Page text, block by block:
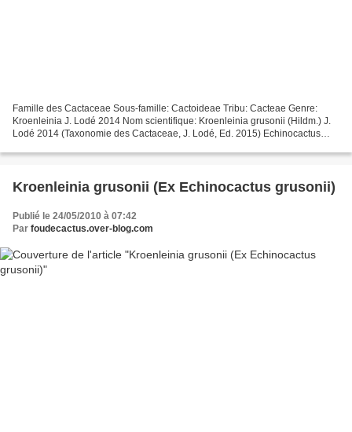
Famille des Cactaceae Sous-famille: Cactoideae Tribu: Cacteae Genre:
Kroenleinia J. Lodé 2014 Nom scientifique: Kroenleinia grusonii (Hildm.) J.
Lodé 2014 (Taxonomie des Cactaceae, J. Lodé, Ed. 2015) Echinocactus
Kroenleinia grusonii (Ex Echinocactus grusonii)
Publié le 24/05/2010 à 07:42
Par foudecactus.over-blog.com